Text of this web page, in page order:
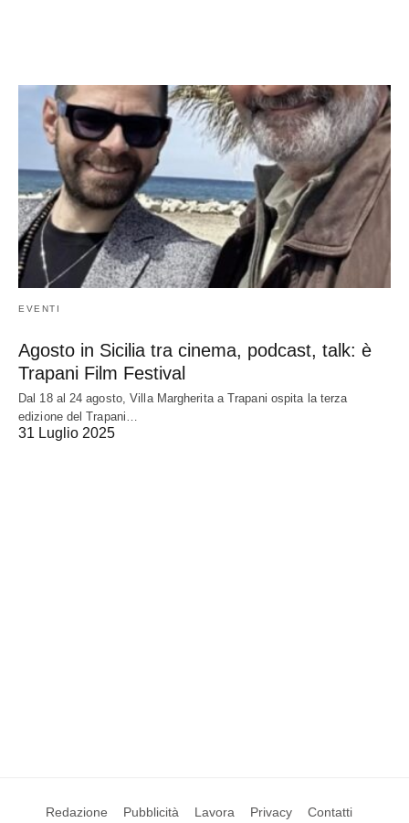
EVENTI
Agosto in Sicilia tra cinema, podcast, talk: è
Trapani Film Festival
Dal 18 al 24 agosto, Villa Margherita a Trapani ospita la terza
edizione del Trapani…
31 Luglio 2025
Redazione Pubblicità Lavora Privacy Contatti